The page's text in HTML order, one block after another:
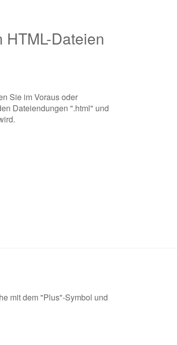
Dateien
Sie im Voraus oder
Dateiendungen ".html" und
mit dem "Plus"-Symbol und